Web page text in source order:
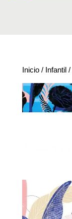
Inicio / Infantil /